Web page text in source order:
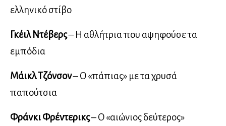
ελληνικό στίβο
Γκέιλ Ντέβερς– Η αθλήτρια που αψηφούσε τα
εμπόδια
Μάικλ Τζόνσον– Ο «πάπιας» με τα χρυσά
παπούτσια
Φράνκι Φρέντερικς– Ο «αιώνιος δεύτερος»